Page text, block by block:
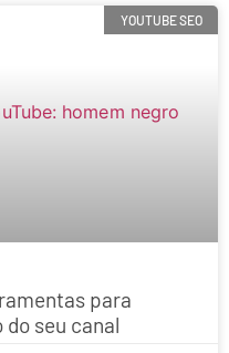
YOUTUBE SEO
para
seu canal